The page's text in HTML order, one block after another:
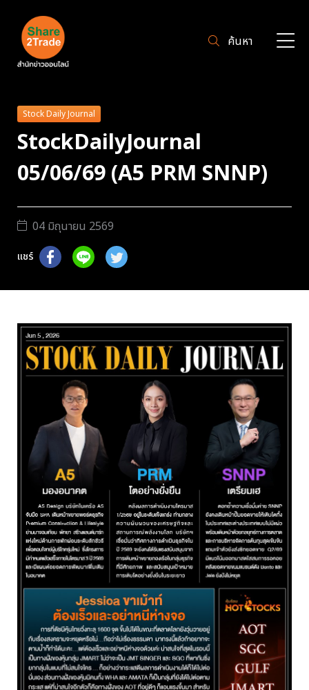
ค้นหา
Stock Daily Journal
StockDailyJournal
05/06/69 (A5 PRM SNNP)
04 มิถุนายน 2569
แชร์